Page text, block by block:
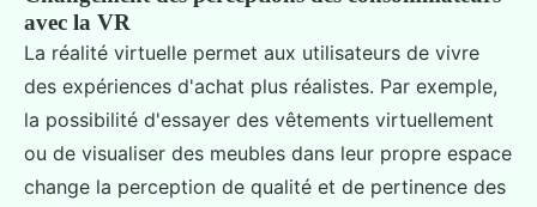
avec la VR
La réalité virtuelle permet aux utilisateurs de vivre
des expériences d'achat plus réalistes. Par exemple,
la possibilité d'essayer des vêtements virtuellement
ou de visualiser des meubles dans leur propre espace
change la perception de qualité et de pertinence des